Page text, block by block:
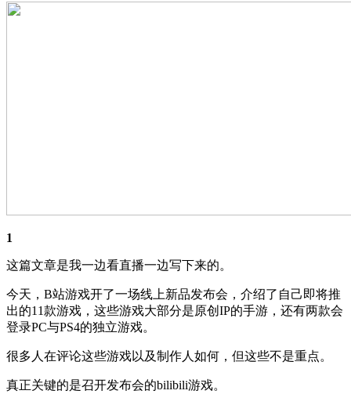
1
这篇文章是我一边看直播一边写下来的。
今天，B站游戏开了一场线上新品发布会，介绍了自己即将推
出的11款游戏，这些游戏大部分是原创IP的手游，还有两款会
登录PC与PS4的独立游戏。
很多人在评论这些游戏以及制作人如何，但这些不是重点。
真正关键的是召开发布会的bilibili游戏。